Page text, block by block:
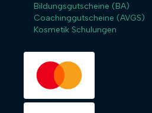
Bildungsgutscheine (BA)
Coachinggutscheine (AVGS)
Kosmetik Schulungen